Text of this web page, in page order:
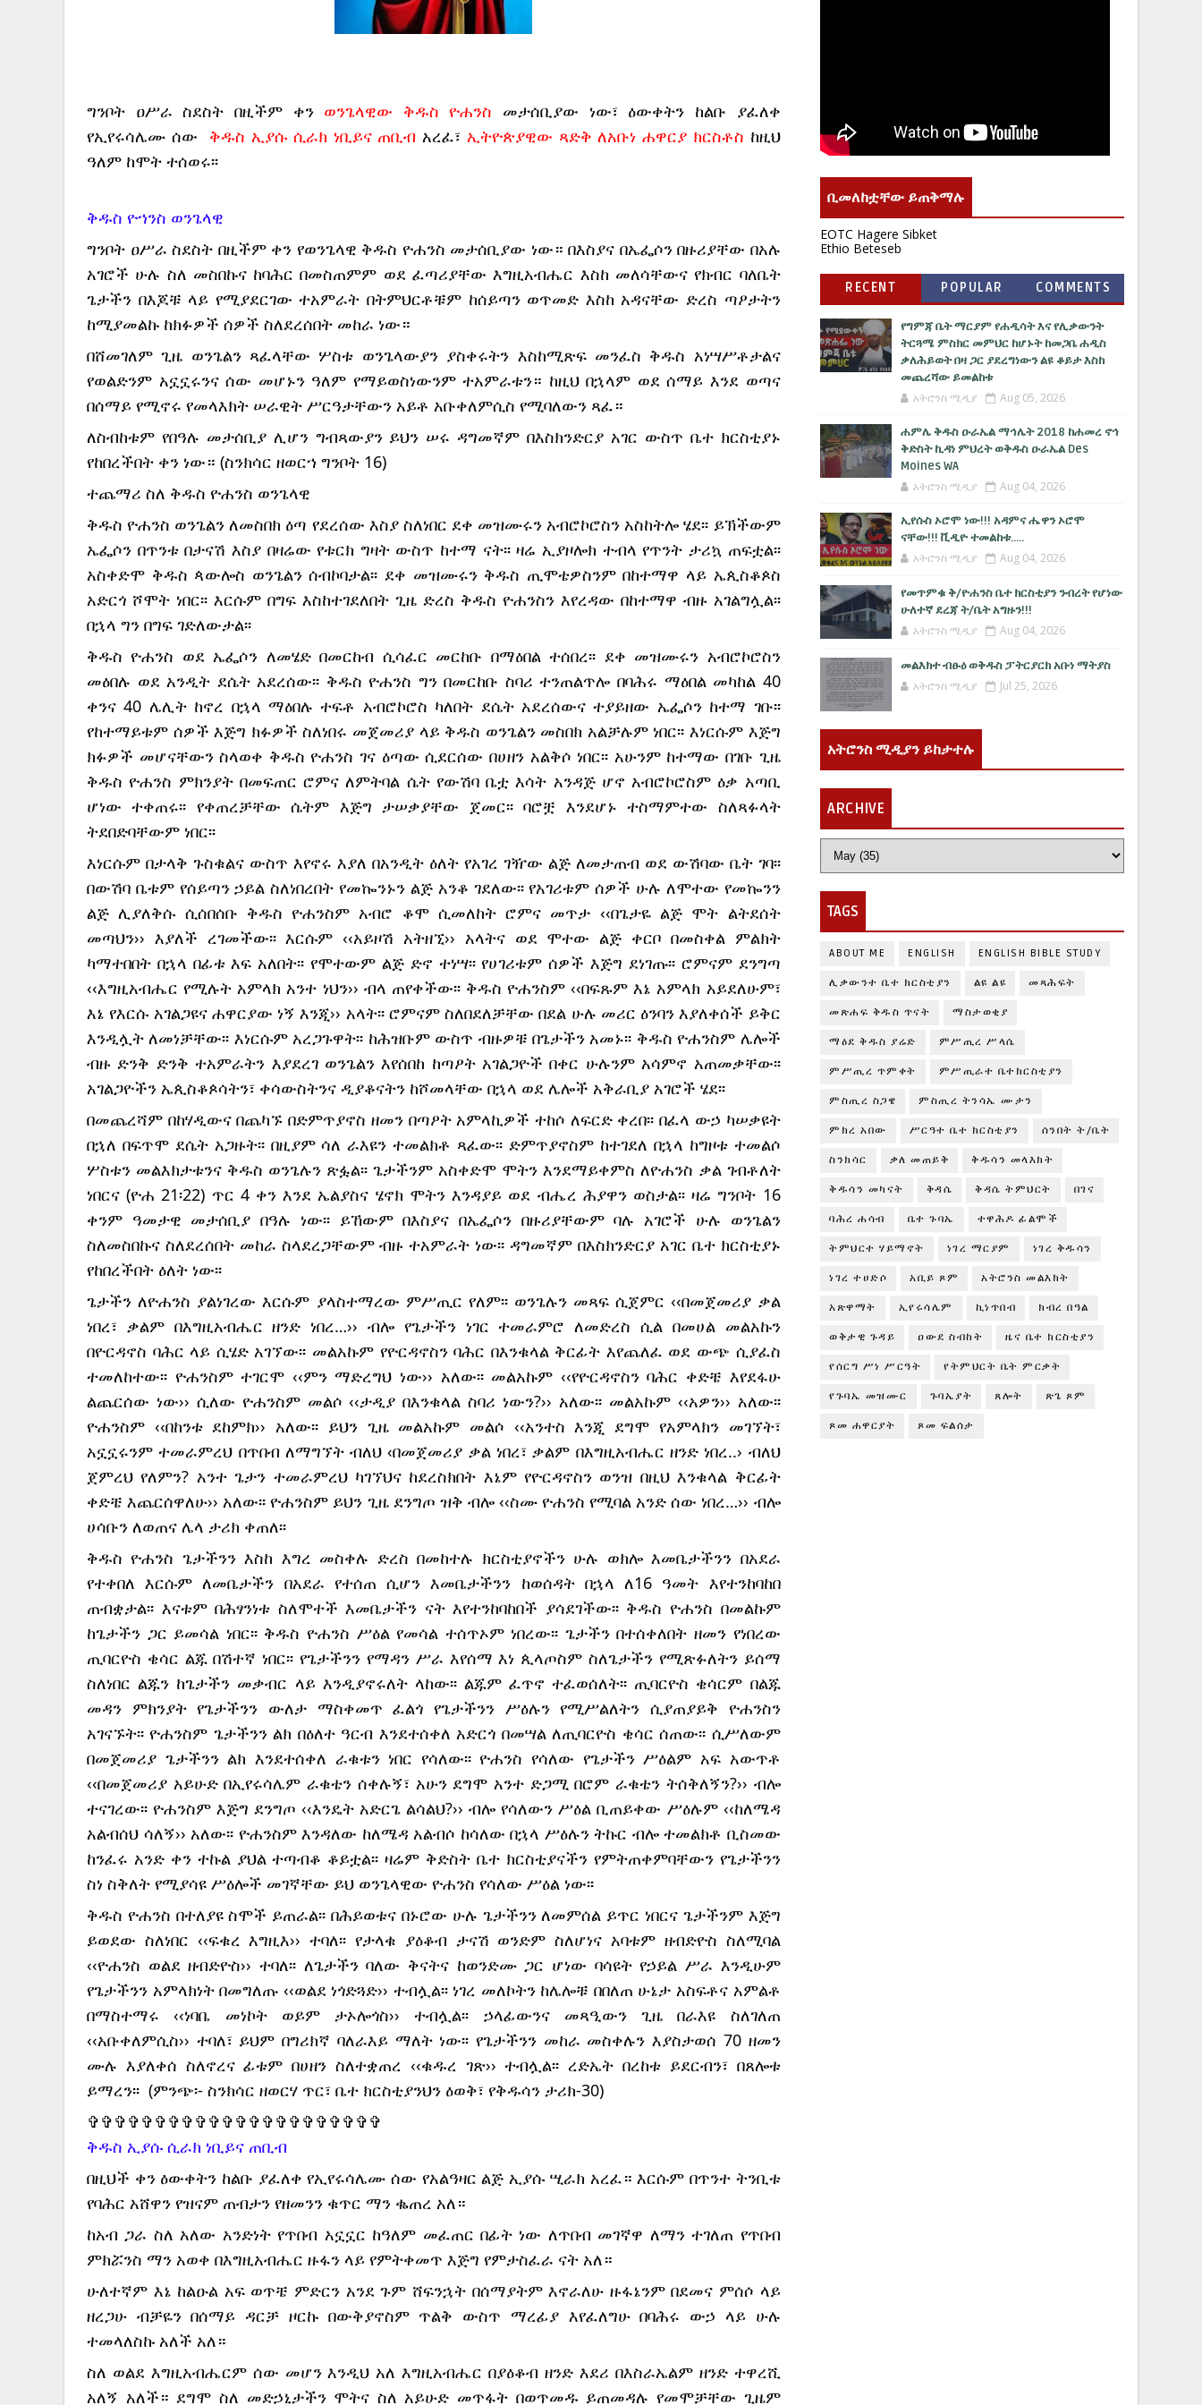
ግንቦት ዐሥራ ስደስት በዚችም ቀን ወንጌላዊው ቅዱስ ዮሐንስ መታሰቢያው ነው፣ ዕውቀትን ከልቡ ያፈለቀ
የኢየሩሳሌሙ ሰው ቅዱስ ኢያሱ ሲራክ ነቢይና ጠቢብ አረፈ፣ ኢትዮጵያዊው ጻድቅ ለአቡነ ሐዋርያ ክርስቶስ ከዚህ
ዓለም ከሞት ተሰወሩ፡፡
ቅዱስ ዮኀንስ ወንጌላዊ
ግንቦት ዐሥራ ስደስት በዚችም ቀን የወንጌላዊ ቅዱስ ዮሐንስ መታሰቢያው ነው። በእስያና በኤፌሶን በዙሪያቸው በአሉ
አገሮች ሁሉ ስለ መስበኩና ከባሕር በመስጠምም ወደ ፈጣሪያቸው እግዚአብሔር እስከ መለሳቸውና የክብር ባለቤት
ጌታችን በእጆቹ ላይ የሚያደርገው ተአምራት በትምህርቶቹም ከሰይጣን ወጥመድ እስከ አዳናቸው ድረስ ጣዖታትን
ከሚያመልኩ ከክፉዎች ሰዎች ስለደረሰበት መከራ ነው።
በሸመገለም ጊዜ ወንጌልን ጻፈላቸው ሦስቱ ወንጌላውያን ያስቀሩትን እስከሚጽፍ መንፈስ ቅዱስ አነሣሥቶታልና
የወልድንም አኗኗሩንና ሰው መሆኑን ዓለም የማይወስነውንም ተአምራቱን። ከዚህ በኋላም ወደ ሰማይ እንደ ወጣና
በሰማይ የሚኖሩ የመላእክት ሠራዊት ሥርዓታቸውን አይቶ አቡቀለምሲስ የሚባለውን ጻፈ።
ለስብከቱም የበዓሉ መታሰቢያ ሊሆን ግብጻውያን ይህን ሠሩ ዳግመኛም በእስክንድርያ አገር ውስጥ ቤተ ክርስቲያኑ
የከበረችበት ቀን ነው። (ስንክሳር ዘወርኀ ግንቦት 16)
ተጨማሪ ስለ ቅዱስ ዮሐንስ ወንጌላዊ
ቅዱስ ዮሐንስ ወንጌልን ለመስበክ ዕጣ የደረሰው እስያ ስለነበር ደቀ መዝሙሩን አብሮኮሮስን አስከትሎ ሄደ፡፡ ይኽችውም
ኤፌሶን በጥንቱ በታናሽ እስያ በዛሬው የቱርክ ግዛት ውስጥ ከተማ ናት፡፡ ዛሬ ኢያዞሎክ ተብላ የጥንት ታሪኳ ጠፍቷል፡፡
አስቀድሞ ቅዱስ ጳውሎስ ወንጌልን ሰብኮባታል፡፡ ደቀ መዝሙሩን ቅዱስ ጢሞቴዎስንም በከተማዋ ላይ ኤጲስቆጶስ
አድርጎ ሾሞት ነበር፡፡ እርሱም በግፍ እስከተገደለበት ጊዜ ድረስ ቅዱስ ዮሐንስን እየረዳው በከተማዋ ብዙ አገልግሏል፡፡
በኋላ ግን በግፍ ገድለውታል፡፡
ቅዱስ ዮሐንስ ወደ ኤፌሶን ለመሄድ በመርከብ ሲሳፈር መርከቡ በማዕበል ተሰበረ፡፡ ደቀ መዝሙሩን አብሮኮሮስን
መዕበሉ ወደ አንዲት ደሴት አደረሰው፡፡ ቅዱስ ዮሐንስ ግን በመርከቡ ስባሪ ተንጠልጥሎ በባሕሩ ማዕበል መካከል 40
ቀንና 40 ሌሊት ከኖረ በኋላ ማዕበሉ ተፍቶ አብሮኮሮስ ካለበት ደሴት አደረሰውና ተያይዘው ኤፌሶን ከተማ ገቡ፡፡
የከተማይቱም ሰዎች እጅግ ክፉዎች ስለነበሩ መጀመሪያ ላይ ቅዱስ ወንጌልን መስበክ አልቻሉም ነበር፡፡ እነርሱም እጅግ
ክፉዎች መሆናቸውን ስላወቀ ቅዱስ ዮሐንስ ገና ዕጣው ሲደርሰው በሀዘን አልቅሶ ነበር፡፡ አሁንም ከተማው በገቡ ጊዜ
ቅዱስ ዮሐንስ ምክንያት በመፍጠር ሮምና ለምትባል ሴት የውሽባ ቤቷ እሳት አንዳጅ ሆኖ አብሮኮሮስም ዕቃ አጣቢ
ሆነው ተቀጠሩ፡፡ የቀጠረቻቸው ሴትም እጅግ ታሠቃያቸው ጀመር፡፡ ባሮቿ እንደሆኑ ተስማምተው ስለጻፉላት
ትደበድባቸውም ነበር፡፡
እነርሱም በታላቅ ጉስቁልና ውስጥ እየኖሩ እያለ በአንዲት ዕለት የአገረ ገዥው ልጅ ለመታጠብ ወደ ውሽባው ቤት ገባ፡፡
በውሽባ ቤቱም የሰይጣን ኃይል ስለነበረበት የመኰንኑን ልጅ አንቆ ገደለው፡፡ የአገሪቱም ሰዎች ሁሉ ለሞተው የመኰንን
ልጅ ሊያለቅሱ ሲሰበሰቡ ቅዱስ ዮሐንስም አብሮ ቆሞ ሲመለከት ሮምና መጥታ ‹‹በጌታዬ ልጅ ሞት ልትደሰት
መጣህን›› እያለች ረገመችው፡፡ እርሱም ‹‹አይዞሽ አትዘኚ›› አላትና ወደ ሞተው ልጅ ቀርቦ በመስቀል ምልክት
ካማተበበት በኋላ በፊቱ እፍ አለበት፡፡ የሞተውም ልጅ ድኖ ተነሣ፡፡ የሀገሪቱም ሰዎች እጅግ ደነገጡ፡፡ ሮምናም ደንግጣ
‹‹እግዚአብሔር የሚሉት አምላክ አንተ ነህን›› ብላ ጠየቀችው፡፡ ቅዱስ ዮሐንስም ‹‹በፍጹም እኔ አምላክ አይደለሁም፣
እኔ የእርሱ አገልጋዩና ሐዋርያው ነኝ እንጂ›› አላት፡፡ ሮምናም ስለበደለቻቸው በደል ሁሉ መሪር ዕንባን እያለቀሰች ይቅር
እንዲሏት ለመነቻቸው፡፡ እነርሱም አረጋጉዋት፡፡ ከሕዝቡም ውስጥ ብዙዎቹ በጌታችን አመኑ፡፡ ቅዱስ ዮሐንስም ሌሎች
ብዙ ድንቅ ድንቅ ተአምራትን እያደረገ ወንጌልን እየሰበከ ከጣዖት አገልጋዮች በቀር ሁሉንም አሳምኖ አጠመቃቸው፡፡
አገልጋዮችን ኤጲስቆጶሳትን፣ ቀሳውስትንና ዲያቆናትን ከሾመላቸው በኋላ ወደ ሌሎች አቅራቢያ አገሮች ሄደ፡፡
በመጨረሻም በከሃዲውና በጨካኙ በድምጥያኖስ ዘመን በጣዖት አምላኪዎች ተከሶ ለፍርድ ቀረበ፡፡ በፈላ ውኃ ካሠቃዩት
በኋለ በፍጥሞ ደሴት አጋዙት፡፡ በዚያም ሳለ ራእዩን ተመልክቶ ጻፈው፡፡ ድምጥያኖስም ከተገደለ በኋላ ከግዞቱ ተመልሶ
ሦስቱን መልእክታቱንና ቅዱስ ወንጌሉን ጽፏል፡፡ ጌታችንም አስቀድሞ ሞትን እንደማይቀምስ ለዮሐንስ ቃል ገብቶለት
ነበርና (ዮሐ 21፡22) ጥር 4 ቀን እንደ ኤልያስና ሄኖክ ሞትን እንዳያይ ወደ ብሔረ ሕያዋን ወስታል፡፡ ዛሬ ግንቦት 16
ቀንም ዓመታዊ መታሰቢያ በዓሉ ነው፡፡ ይኸውም በእስያና በኤፌሶን በዙሪያቸውም ባሉ አገሮች ሁሉ ወንጌልን
ስለመስበኩና ስለደረሰበት መከራ ስላደረጋቸውም ብዙ ተአምራት ነው፡፡ ዳግመኛም በእስክንድርያ አገር ቤተ ክርስቲያኑ
የከበረችበት ዕለት ነው፡፡
ጌታችን ለዮሐንስ ያልነገረው እርሱም ያላስተማረው ምሥጢር የለም፡፡ ወንጌሉን መጻፍ ሲጀምር ‹‹በመጀመሪያ ቃል
ነበረ፣ ቃልም በእግዚአብሔር ዘንድ ነበረ…›› ብሎ የጌታችን ነገር ተመራምሮ ለመድረስ ሲል በመሀል መልአኩን
በዮርዳኖስ ባሕር ላይ ሲሄድ አገኘው፡፡ መልአኩም የዮርዳኖስን ባሕር በእንቁላል ቅርፊት እየጨለፈ ወደ ውጭ ሲያፈስ
ተመለከተው፡፡ ዮሐንስም ተገርሞ ‹‹ምን ማድረግህ ነው›› አለው፡፡ መልአኩም ‹‹የዮርዳኖስን ባሕር ቀድቼ እየደፋሁ
ልጨርሰው ነው›› ሲለው ዮሐንስም መልሶ ‹‹ታዲያ በእንቁላል ስባሪ ነውን?›› አለው፡፡ መልአኩም ‹‹አዎን›› አለው፡፡
ዮሐንስም ‹‹በከንቱ ደከምክ›› አለው፡፡ ይህን ጊዜ መልአኩም መልሶ ‹‹አንተስ እንጂ ደግሞ የአምላክን መገኘት፣
አኗኗሩንም ተመራምረህ በጥበብ ለማግኘት ብለህ ‹በመጀመሪያ ቃል ነበረ፣ ቃልም በእግዚአብሔር ዘንድ ነበረ..› ብለህ
ጀምረህ የለምን? አንተ ጌታን ተመራምረህ ካገኘህና ከደረስክበት እኔም የዮርዳኖስን ወንዝ በዚህ እንቁላል ቅርፊት
ቀድቼ እጨርሰዋለሁ›› አለው፡፡ ዮሐንስም ይህን ጊዜ ደንግጦ ዝቅ ብሎ ‹‹ስሙ ዮሐንስ የሚባል አንድ ሰው ነበረ…›› ብሎ
ሀሳቡን ለወጠና ሌላ ታሪክ ቀጠለ፡፡
ቅዱስ ዮሐንስ ጌታችንን እስከ እግረ መስቀሉ ድረስ በመከተሉ ክርስቲያኖችን ሁሉ ወክሎ እመቤታችንን በአደራ
የተቀበለ እርሱም ለመቤታችን በአደራ የተሰጠ ሲሆን እመቤታችንን ከወሰዳት በኋላ ለ16 ዓመት እየተንከባከበ
ጠብቋታል፡፡ እናቱም በሕፃንነቱ ስለሞተች እመቤታችን ናት እየተንከባከበች ያሳደገችው፡፡ ቅዱስ ዮሐንስ በመልኩም
ከጌታችን ጋር ይመሳል ነበር፡፡ ቅዱስ ዮሐንስ ሥዕል የመሳል ተሰጥኦም ነበረው፡፡ ጌታችን በተሰቀለበት ዘመን የነበረው
ጢባርዮስ ቄሳር ልጁ በሽተኛ ነበር፡፡ የጌታችንን የማዳን ሥራ እየሰማ እነ ጲላጦስም ስለጌታችን የሚጽፉለትን ይሰማ
ስለነበር ልጁን ከጌታችን መቃብር ላይ እንዲያኖሩለት ላከው፡፡ ልጁም ፈጥኖ ተፈወሰለት፡፡ ጢባርዮስ ቄሳርም በልጁ
መዳን ምክንያት የጌታችንን ውለታ ማስቀመጥ ፈልጎ የጌታችንን ሥዕሉን የሚሥልለትን ሲያጠያይቅ ዮሐንስን
አገናኙት፡፡ ዮሐንስም ጌታችንን ልክ በዕለተ ዓርብ እንደተሰቀለ አድርጎ በመሣል ለጢባርዮስ ቄሳር ሰጠው፡፡ ሲሥለውም
በመጀመሪያ ጌታችንን ልክ እንደተሰቀለ ራቁቱን ነበር የሳለው፡፡ ዮሐንስ የሳለው የጌታችን ሥዕልም አፍ አውጥቶ
‹‹በመጀመሪያ አይሁድ በኢየሩሳሌም ራቁቴን ሰቀሉኝ፣ አሁን ደግሞ አንተ ድጋሚ በሮም ራቁቴን ትሰቅለኝን?›› ብሎ
ተናገረው፡፡ ዮሐንስም እጅግ ደንግጦ ‹‹እንዴት አድርጌ ልሳልህ?›› ብሎ የሳለውን ሥዕል ቢጠይቀው ሥዕሉም ‹‹ከለሜዳ
አልብሰህ ሳለኝ›› አለው፡፡ ዮሐንስም እንዳለው ከለሜዳ አልብሶ ከሳለው በኋላ ሥዕሉን ትኩር ብሎ ተመልክቶ ቢስመው
ከንፈሩ አንድ ቀን ተኩል ያህል ተጣብቆ ቆይቷል፡፡ ዛሬም ቅድስት ቤተ ክርስቲያናችን የምትጠቀምባቸውን የጌታችንን
ስነ ስቅለት የሚያሳዩ ሥዕሎች መገኛቸው ይህ ወንጌላዊው ዮሐንስ የሳለው ሥዕል ነው፡፡
ቅዱስ ዮሐንስ በተለያዩ ስሞች ይጠራል፡፡ በሕይወቱና በኑሮው ሁሉ ጌታችንን ለመምሰል ይጥር ነበርና ጌታችንም እጅግ
ይወደው ስለነበር ‹‹ፍቁረ እግዚእ›› ተባለ፡፡ የታላቁ ያዕቆብ ታናሽ ወንድም ስለሆነና አባቱም ዘብድዮስ ስለሚባል
‹‹ዮሐንስ ወልደ ዘብድዮስ›› ተባለ፡፡ ለጌታችን ባለው ቅናትና ከወንድሙ ጋር ሆነው ባሳዩት የኃይል ሥራ እንዲሁም
የጌታችንን አምላክነት በመግለጡ ‹‹ወልደ ነጎድጓድ›› ተብሏል፡፡ ነገረ መለኮትን ከሌሎቹ በበለጠ ሁኔታ አስፍቶና አምልቶ
በማስተማሩ ‹‹ነባቤ መነኮት ወይም ታኦሎጎስ›› ተብሏል፡፡ ኃላፊውንና መጻዒውን ጊዜ በራእዩ ስለገለጠ
‹‹አቡቀለምሲስ›› ተባለ፣ ይህም በግሪክኛ ባለራእይ ማለት ነው፡፡ የጌታችንን መከራ መስቀሉን እያስታወሰ 70 ዘመን
ሙሉ እያለቀሰ ስለኖረና ፊቱም በሀዘን ስለተቋጠረ ‹‹ቁዱረ ገጽ›› ተብሏል፡፡ ረድኤት በረከቱ ይደርብን፣ በጸሎቱ
ይማረን፡፡  (ምንጭ፡- ስንክሳር ዘወርሃ ጥር፣ ቤተ ክርስቲያንህን ዕወቅ፣ የቅዱሳን ታሪክ-30)
✞✞✞✞✞✞✞✞✞✞✞✞✞✞✞✞✞✞✞✞✞✞
ቅዱስ ኢያሱ ሲራክ ነቢይና ጠቢብ
በዚህች ቀን ዕውቀትን ከልቡ ያፈለቀ የኢየሩሳሌሙ ሰው የአልዓዛር ልጅ ኢያሱ ሢራክ አረፈ። እርሱም በጥንተ ትንቢቱ
የባሕር አሸዋን የዝናም ጠብታን የዘመንን ቁጥር ማን ቈጠረ አለ።
ከአብ ጋራ ስለ አለው አንድነት የጥበብ አኗኗር ከዓለም መፈጠር በፊት ነው ለጥበብ መገኛዋ ለማን ተገለጠ የጥበብ
ምክሯንስ ማን አወቀ በእግዚአብሔር ዙፋን ላይ የምትቀመጥ እጅግ የምታስፈራ ናት አለ።
ሁለተኛም እኔ ከልዑል አፍ ወጥቼ ምድርን አንደ ጉም ሸፍንኋት በሰማያትም እኖራለሁ ዙፋኔንም በደመና ምሰሶ ላይ
ዘረጋሁ ብቻዬን በሰማይ ዳርቻ ዞርኩ በውቅያኖስም ጥልቅ ውስጥ ማረፊያ እየፈለግሁ በባሕሩ ውኃ ላይ ሁሉ
ተመላለስኩ አለች አለ።
ስለ ወልደ እግዚአብሔርም ሰው መሆን እንዲህ አለ እግዚአብሔር በያዕቆብ ዘንድ እደሪ በእስራኤልም ዘንድ ተዋረሺ
አለኝ አለች። ደግሞ ስለ መድኃኒታችን ሞትና ስለ አይሁድ መጥፋት በወጥመዱ ይጠመዳሉ የመሞቻቸው ጊዜም
ቢመለከቷቸው ይጠቅማሉ
EOTC Hagere Sibket
Ethio Beteseb
RECENT POPULAR COMMENTS
የግምጃ ቤት ማርያም የሐዲሳት እና የሊቃውንት
ትርጓሜ ምስክር መምህር ከሆኑት ከመጋቤ ሐዲስ
ቃለሕይወት በዛ ጋር ያደረግነውን ልዩ ቆይታ እስከ
መጨረሻው ይመልከቱ
አትሮንስ ሚዲያ Aug 05, 2026
ሐምሌ ቅዱስ ዑራኤል ማኅሌት 2018 ከሐመረ ኖኅ
ቅድስት ኪዳነ ምህረት ወቅዱስ ዑራኤል Des
Moines WA
አትሮንስ ሚዲያ Aug 04, 2026
ኢየሱስ ኦሮሞ ነው!!! አዳምና ሔዋን ኦሮሞ
ናቸው!!! ቪዲዮ ተመልከቱ.....
አትሮንስ ሚዲያ Aug 04, 2026
የመጥምቁ ቅ/ዮሐንስ ቤተ ክርስቲያን ንብረት የሆነው
ሁለተኛ ደረጃ ት/ቤት አግዙን!!!
አትሮንስ ሚዲያ Aug 04, 2026
መልእክተ ብፁዕ ወቅዱስ ፓትርያርክ አቡነ ማትያስ
አትሮንስ ሚዲያ Jul 25, 2026
አትሮንስ ሚዲያን ይከታተሉ
ARCHIVE
TAGS
ABOUT ME ENGLISH ENGLISH BIBLE STUDY
ሊቃውንተ ቤተ ክርስቲያን ልዩ ልዩ መጻሕፍት
መጽሐፍ ቅዱስ ጥናት ማስታወቂያ
ማዕደ ቅዱስ ያሬድ ምሥጢረ ሥላሴ
ምሥጢረ ጥምቀት ምሥጢራተ ቤተክርስቲያን
ምስጢረ ስጋዌ ምስጢረ ትንሳኤ ሙታን
ምክረ አበው ሥርዓተ ቤተ ክርስቲያን ሰንበት ት/ቤት
ስንክሳር ቃለ መጠይቅ ቅዱሳን መላእክት
ቅዱሳን መካናት ቅዳሴ ቅዳሴ ትምህርት በገና
ባሕረ ሐሳብ ቤተ ጉባኤ ተዋሕዶ ፊልሞች
ትምህርተ ሃይማኖት ነገረ ማርያም ነገረ ቅዱሳን
ነገረ ተሀድሶ አቢይ ጾም አትሮንስ መልእክት
አጽዋማት ኢየሩሳሌም ኪነጥበብ ክብረ በዓል
ወቅታዊ ጉዳይ ዐውደ ስብከት ዜና ቤተ ክርስቲያን
የሰርግ ሥነ ሥርዓት የትምህርት ቤት ምርቃት
የጉባኤ መዝሙር ጉባኤያት ጸሎት ጽጌ ጾም
ጾመ ሐዋርያት ጾመ ፍልሰታ